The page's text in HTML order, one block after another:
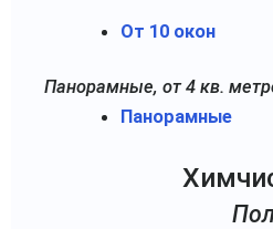
От 10 окон
Панорамные, от 4 кв.
Панорамные